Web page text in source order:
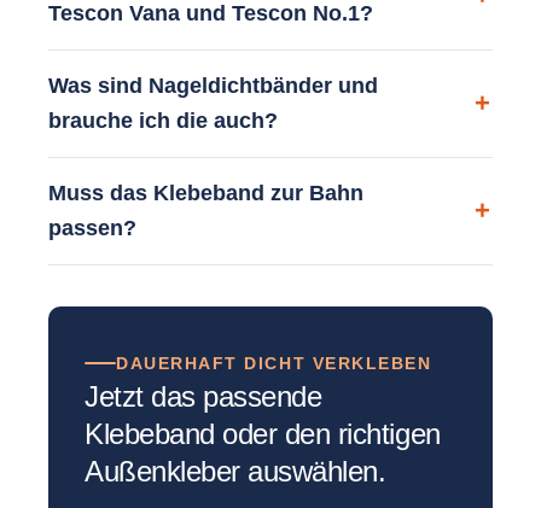
Tescon Vana und Tescon No.1?
Was sind Nageldichtbänder und
brauche ich die auch?
Muss das Klebeband zur Bahn
passen?
DAUERHAFT DICHT VERKLEBEN
Jetzt das passende
Klebeband oder den richtigen
Außenkleber auswählen.